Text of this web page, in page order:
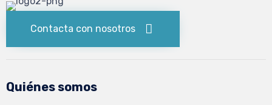
Contacta con nosotros
Quiénes somos